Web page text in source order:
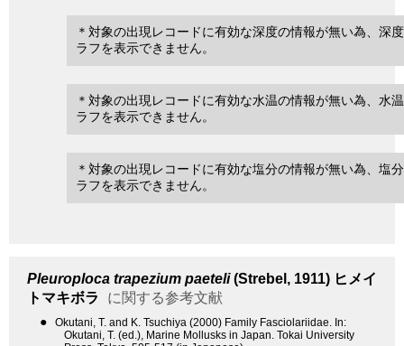
＊対象の出現レコードに有効な深度の情報が無い為、深
ラフを表示できません。
＊対象の出現レコードに有効な水温の情報が無い為、水
ラフを表示できません。
＊対象の出現レコードに有効な塩分の情報が無い為、塩
ラフを表示できません。
Pleuroploca trapezium paeteli(Strebel, 1911) ヒメイ
トマキボラ
に関する参考文献
●
Okutani, T. and K. Tsuchiya (2000) Family Fasciolariidae. In:
Okutani, T. (ed.), Marine Mollusks in Japan. Tokai University